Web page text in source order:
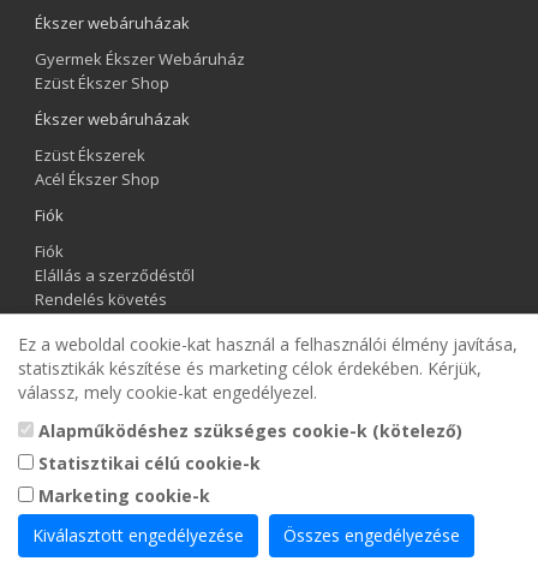
Ékszer webáruházak
Gyermek Ékszer Webáruház
Ezüst Ékszer Shop
Ékszer webáruházak
Ezüst Ékszerek
Acél Ékszer Shop
Fiók
Fiók
Elállás a szerződéstől
Rendelés követés
Hírlevél
Gyermek Ékszer Shop
Ez a weboldal cookie-kat használ a felhasználói élmény javítása,
statisztikák készítése és marketing célok érdekében. Kérjük,
válassz, mely cookie-kat engedélyezel.
Alapműködéshez szükséges cookie-k (kötelező)
Statisztikai célú cookie-k
Marketing cookie-k
Kiválasztott engedélyezése
Összes engedélyezése